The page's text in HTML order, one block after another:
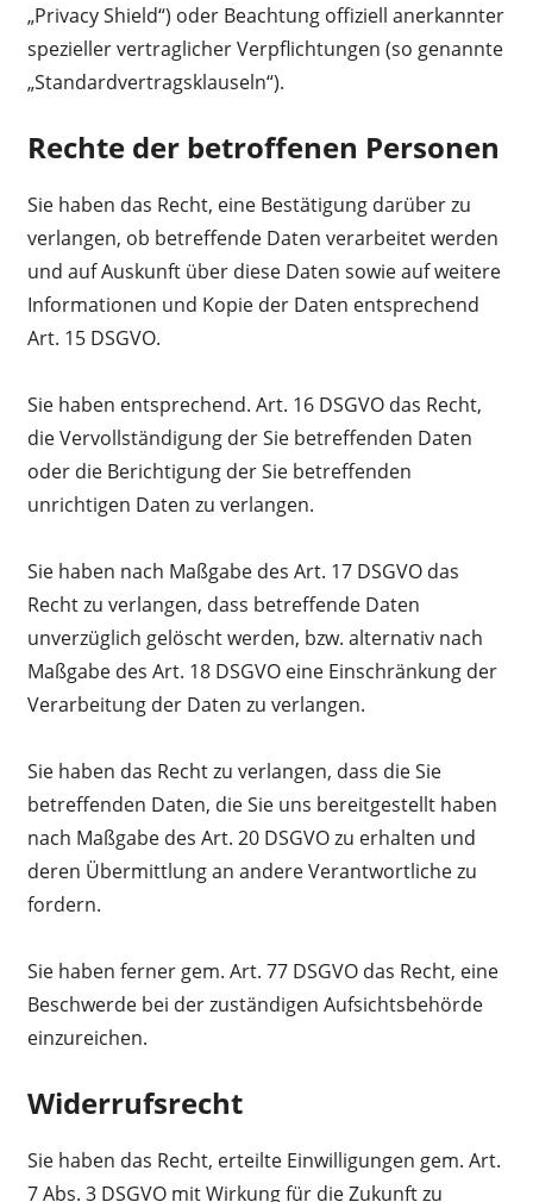
„Privacy Shield“) oder Beachtung offiziell anerkannter
spezieller vertraglicher Verpflichtungen (so genannte
„Standardvertragsklauseln“).
Rechte der betroffenen Personen
Sie haben das Recht, eine Bestätigung darüber zu
verlangen, ob betreffende Daten verarbeitet werden
und auf Auskunft über diese Daten sowie auf weitere
Informationen und Kopie der Daten entsprechend
Art. 15 DSGVO.
Sie haben entsprechend. Art. 16 DSGVO das Recht,
die Vervollständigung der Sie betreffenden Daten
oder die Berichtigung der Sie betreffenden
unrichtigen Daten zu verlangen.
Sie haben nach Maßgabe des Art. 17 DSGVO das
Recht zu verlangen, dass betreffende Daten
unverzüglich gelöscht werden, bzw. alternativ nach
Maßgabe des Art. 18 DSGVO eine Einschränkung der
Verarbeitung der Daten zu verlangen.
Sie haben das Recht zu verlangen, dass die Sie
betreffenden Daten, die Sie uns bereitgestellt haben
nach Maßgabe des Art. 20 DSGVO zu erhalten und
deren Übermittlung an andere Verantwortliche zu
fordern.
Sie haben ferner gem. Art. 77 DSGVO das Recht, eine
Beschwerde bei der zuständigen Aufsichtsbehörde
einzureichen.
Widerrufsrecht
Sie haben das Recht, erteilte Einwilligungen gem. Art.
7 Abs. 3 DSGVO mit Wirkung für die Zukunft zu